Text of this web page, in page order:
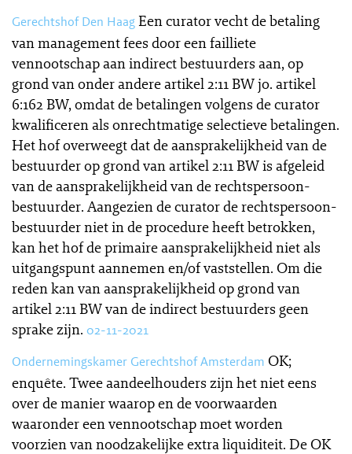
Gerechtshof Den HaagEen curator vecht de betaling
van management fees door een failliete
vennootschap aan indirect bestuurders aan, op
grond van onder andere artikel 2:11 BW jo. artikel
6:162 BW, omdat de betalingen volgens de curator
kwalificeren als onrechtmatige selectieve betalingen.
Het hof overweegt dat de aansprakelijkheid van de
bestuurder op grond van artikel 2:11 BW is afgeleid
van de aansprakelijkheid van de rechtspersoon-
bestuurder. Aangezien de curator de rechtspersoon-
bestuurder niet in de procedure heeft betrokken,
kan het hof de primaire aansprakelijkheid niet als
uitgangspunt aannemen en/of vaststellen. Om die
reden kan van aansprakelijkheid op grond van
artikel 2:11 BW van de indirect bestuurders geen
sprake zijn. 02-11-2021
Ondernemingskamer Gerechtshof Amsterdam OK;
enquête. Twee aandeelhouders zijn het niet eens
over de manier waarop en de voorwaarden
waaronder een vennootschap moet worden
voorzien van noodzakelijke extra liquiditeit. De OK